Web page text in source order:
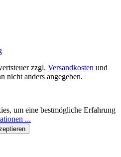
zzgl. Versandkosten und
nicht anders angegeben.
um eine bestmögliche Erfahrung
...